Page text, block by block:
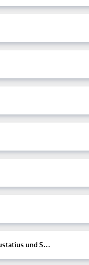
Bonaire, Sint Eustatius und Saba